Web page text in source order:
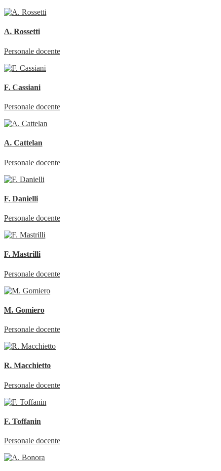
A. Rossetti
Personale docente
F. Cassiani
Personale docente
A. Cattelan
Personale docente
F. Danielli
Personale docente
F. Mastrilli
Personale docente
M. Gomiero
Personale docente
R. Macchietto
Personale docente
F. Toffanin
Personale docente